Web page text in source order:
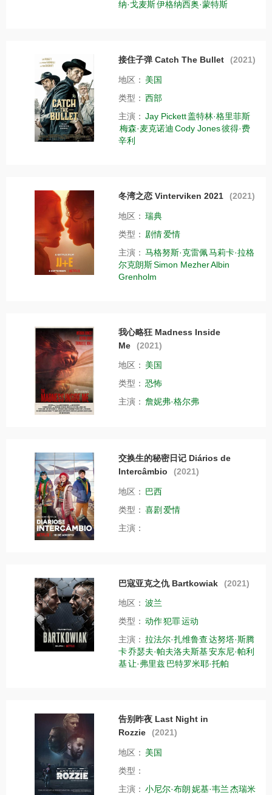
纳·戈麦斯伊格纳西奥·蒙特斯
接住子弹 Catch The Bullet (2021)
地区： 美国
类型： 西部
主演： Jay Pickett盖特林·格里菲斯
梅森·麦克诺迪Cody Jones彼得·费
辛利
冬湾之恋 Vinterviken 2021 (2021)
地区： 瑞典
类型： 剧情爱情
主演： 马格努斯·克雷佩马莉卡·拉格
尔克朗斯Simon MezherAlbin
Grenholm
我心略狂 Madness Inside
Me
(2021)
地区： 美国
类型： 恐怖
主演： 詹妮弗·格尔弗
交换生的秘密日记 Diários de
Intercâmbio
(2021)
地区： 巴西
类型： 喜剧爱情
主演：
巴寇亚克之仇 Bartkowiak (2021)
地区： 波兰
类型： 动作犯罪运动
主演： 拉法尔·扎维鲁查达努塔·斯腾
卡乔瑟夫·帕夫洛夫斯基安东尼·帕利
基让·弗里兹巴特罗米耶·托帕
告别昨夜 Last Night in
Rozzie
(2021)
地区： 美国
类型：
主演： 小尼尔·布朗妮基·韦兰杰瑞米